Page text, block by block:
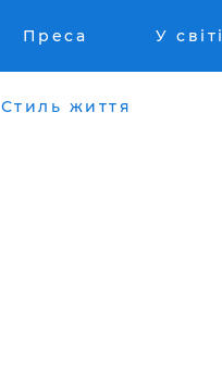
Преса У світі
Стиль життя